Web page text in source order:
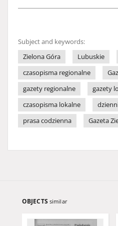
Subject and keywords:
Zielona Góra
Lubuskie
czasopisma regionalne
gazety regionalne
gazety
czasopisma lokalne
prasa codzienna
Gazeta
OBJECTS similar